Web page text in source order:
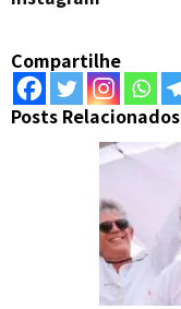
Compartilhe
Posts Relacionados